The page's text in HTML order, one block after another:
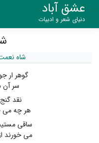
عشق آباد
دنیای شعر و ادبیات
شاه
گوهر ار
سر آن
نقد
هر چه می‌
ساقی
می خورند